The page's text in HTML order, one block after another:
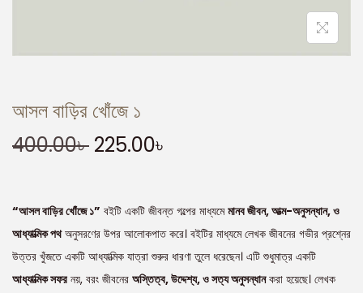
আসল বাড়ির খোঁজে ১
400.00৳ 225.00৳
“আসল বাড়ির খোঁজে ১” বইটি একটি জীবন্ত গল্পের মাধ্যমেমানব জীবন, আত্ম-অনুসন্ধান, ও
আধ্যাত্মিক পথঅনুসরণের উপর আলোকপাত করে। বইটির মাধ্যমে লেখক জীবনের গভীর প্রশ্নের
উত্তর খুঁজতে একটি আধ্যাত্মিক যাত্রা শুরুর ধারণা তুলে ধরেছেন। এটি শুধুমাত্র একটি
আধ্যাত্মিক সফর নয়, বরং জীবনের অস্তিত্ব, উদ্দেশ্য, ও সত্য অনুসন্ধানকরা হয়েছে। লেখক